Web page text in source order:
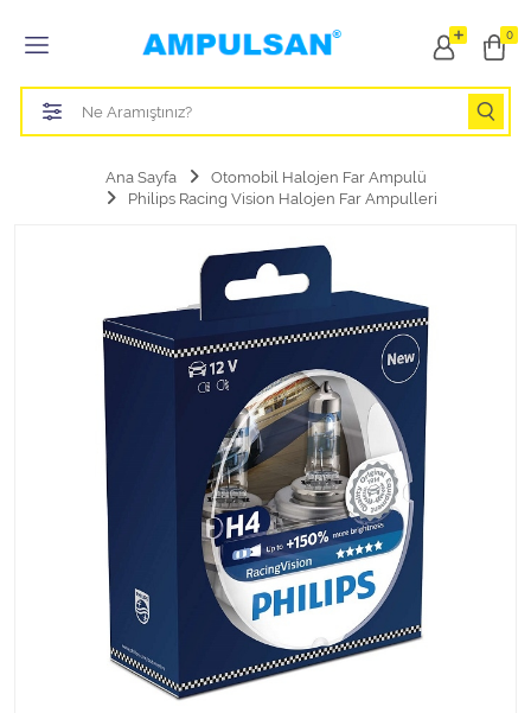
0
Tüm Kategoriler
Led Aydınlatma Ampulü
Otomobil Halojen Far Ampulü
Otomobil Xenon Far Ampulü
Otomobil Led Far Ampulü
Otomobil Halojen Park Ampulü
Otomobil Led Park Ampulü
Otomobil Gösterge Ampulü
Halojen Off Road Rally Ampulü
Motosiklet Halojen Far Ampulü
Kamyon Halojen Far Ampulü
Ana Sayfa
Otomobil Halojen Far Ampulü
Philips Racing Vision Halojen Far Ampulleri